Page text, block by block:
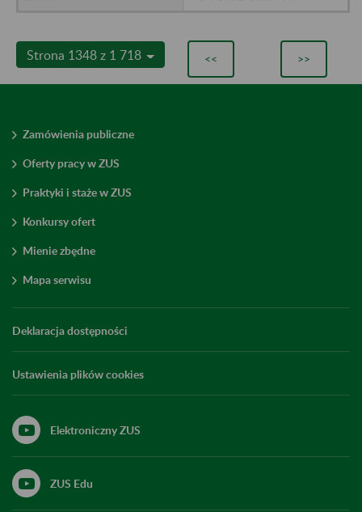
Strona 1348 z 1 718 << >>
Zamówienia publiczne
Oferty pracy w ZUS
Praktyki i staże w ZUS
Konkursy ofert
Mienie zbędne
Mapa serwisu
Deklaracja dostępności
Ustawienia plików cookies
Elektroniczny ZUS
ZUS Edu